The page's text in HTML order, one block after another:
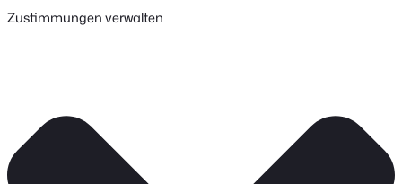
Zustimmungen verwalten